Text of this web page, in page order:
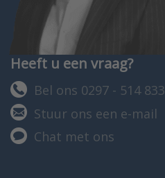
Heeft u een vraag?
Bel ons 0297 - 514 833
Stuur ons een e-mail
Chat met ons